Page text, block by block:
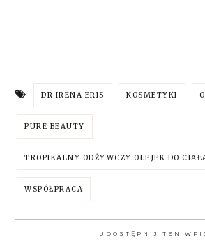
DR IRENA ERIS KOSMETYKI
PURE BEAUTY
TROPIKALNY ODŻYWCZY OLEJEK DO
WSPÓŁPRACA
UDOSTĘPNIJ TEN